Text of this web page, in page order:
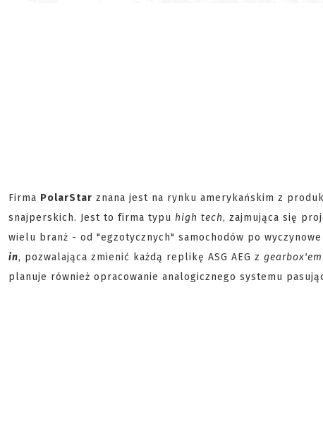
Firma PolarStar znana jest na rynku amerykańskim z
snajperskich. Jest to firma typu high tech, zajmująca się
wielu branż - od "egzotycznych" samochodów po wyczynowe
in, pozwalająca zmienić każdą replikę ASG AEG z gearbox'em
planuje również opracowanie analogicznego systemu